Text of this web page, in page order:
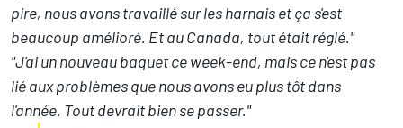
pire, nous avons travaillé sur les harnais et ça s'est
beaucoup amélioré. Et au Canada, tout était réglé."
"J'ai un nouveau baquet ce week-end, mais ce n'est pas
lié aux problèmes que nous avons eu plus tôt dans
l'année. Tout devrait bien se passer."